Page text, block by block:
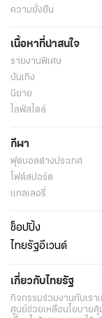
ความยั่งยืน
เนื้อหาที่น่าสนใจ
รายงานพิเศษ
บันเทิง
นิยาย
ไลฟ์สไตล์
กีฬา
ฟุตบอลต่่างประเทศ
ไฟต์สปอร์ต
แกลเลอรี่
ช็อปปิ้ง
ไทยรัฐอีเวนต์
เกี่ยวกับไทยรัฐ
กิจกรรมร่วมงานกับเรา
ศูนย์ช่วยเหลือนโยบาย